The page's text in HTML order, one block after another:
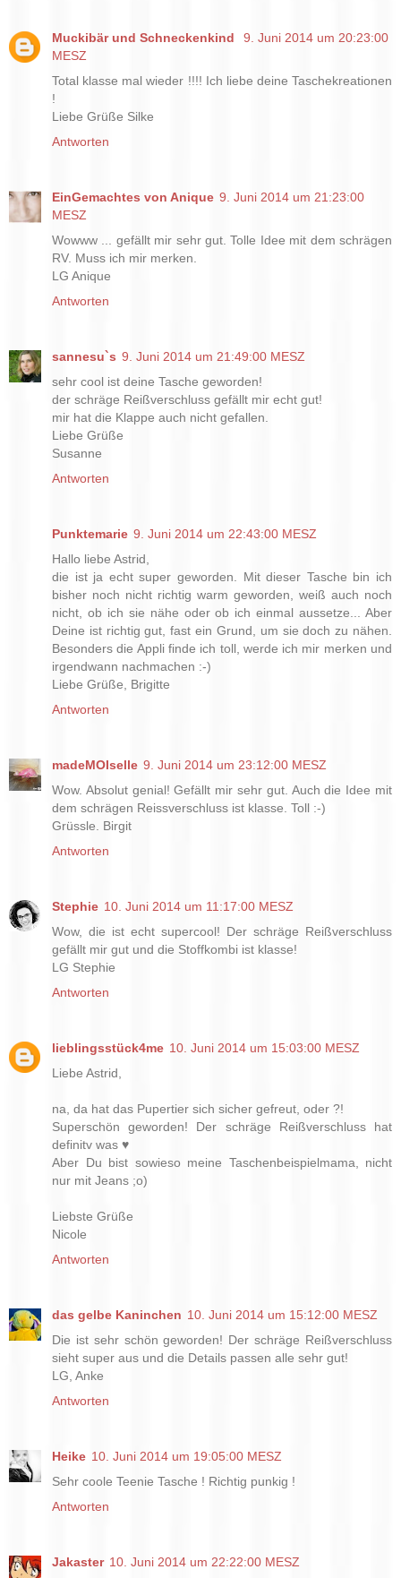
Muckibär und Schneckenkind
9. Juni 2014 um 20:23:00
MESZ
Total klasse mal wieder !!!! Ich liebe deine Taschekreationen
!
Liebe Grüße Silke
Antworten
EinGemachtes von Anique 9. Juni 2014 um 21:23:00
MESZ
Wowww ... gefällt mir sehr gut. Tolle Idee mit dem schrägen
RV. Muss ich mir merken.
LG Anique
Antworten
sannesu`s 9. Juni 2014 um 21:49:00 MESZ
sehr cool ist deine Tasche geworden!
der schräge Reißverschluss gefällt mir echt gut!
mir hat die Klappe auch nicht gefallen.
Liebe Grüße
Susanne
Antworten
Punktemarie 9. Juni 2014 um 22:43:00 MESZ
Hallo liebe Astrid,
die ist ja echt super geworden. Mit dieser Tasche bin ich
bisher noch nicht richtig warm geworden, weiß auch noch
nicht, ob ich sie nähe oder ob ich einmal aussetze... Aber
Deine ist richtig gut, fast ein Grund, um sie doch zu nähen.
Besonders die Appli finde ich toll, werde ich mir merken und
irgendwann nachmachen :-)
Liebe Grüße, Brigitte
Antworten
madeMOIselle 9. Juni 2014 um 23:12:00 MESZ
Wow. Absolut genial! Gefällt mir sehr gut. Auch die Idee mit
dem schrägen Reissverschluss ist klasse. Toll :-)
Grüssle. Birgit
Antworten
Stephie 10. Juni 2014 um 11:17:00 MESZ
Wow, die ist echt supercool! Der schräge Reißverschluss
gefällt mir gut und die Stoffkombi ist klasse!
LG Stephie
Antworten
lieblingsstück4me 10. Juni 2014 um 15:03:00 MESZ
Liebe Astrid,
na, da hat das Pupertier sich sicher gefreut, oder ?!
Superschön geworden! Der schräge Reißverschluss hat
definitv was ♥
Aber Du bist sowieso meine Taschenbeispielmama, nicht
nur mit Jeans ;o)
Liebste Grüße
Nicole
Antworten
das gelbe Kaninchen 10. Juni 2014 um 15:12:00 MESZ
Die ist sehr schön geworden! Der schräge Reißverschluss
sieht super aus und die Details passen alle sehr gut!
LG, Anke
Antworten
Heike 10. Juni 2014 um 19:05:00 MESZ
Sehr coole Teenie Tasche ! Richtig punkig !
Antworten
Jakaster 10. Juni 2014 um 22:22:00 MESZ